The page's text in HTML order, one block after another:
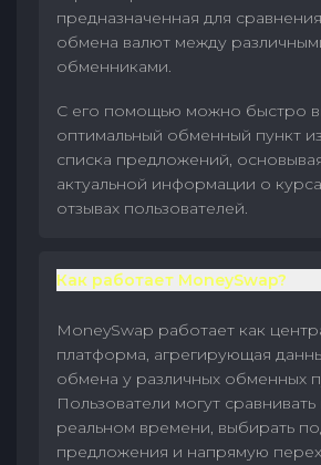
предназначенная для
обмена валют между
обменниками.
С его помощью можно быстро
оптимальный обменный пункт
списка предложений,
актуальной информации о
отзывах пользователей.
Как работает MoneySwap?
MoneySwap работает как
платформа, агрегирующая
обмена у различных обменных
Пользователи могут сравнивать
реальном времени, выбирать
предложения и напрямую